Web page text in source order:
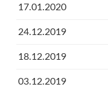
17.01.2020
24.12.2019
18.12.2019
03.12.2019